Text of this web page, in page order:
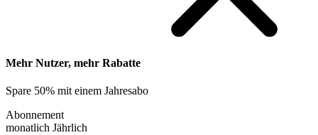
Mehr Nutzer, mehr Rabatte
Spare 50% mit einem Jahresabo
Abonnement
monatlich Jährlich